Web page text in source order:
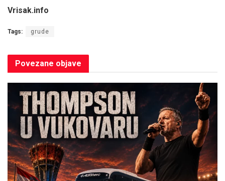
Vrisak.info
Tags: grude
Povezane objave